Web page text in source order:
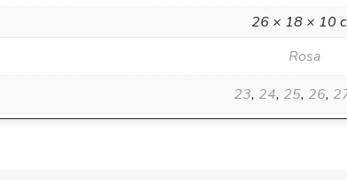
26 × 18 × 10
Rosa
23, 24, 25, 26,